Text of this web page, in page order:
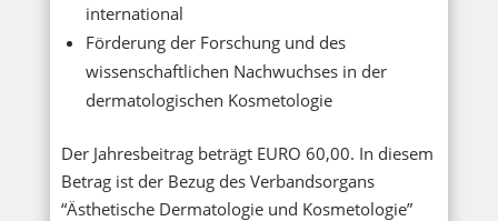
international
Förderung der Forschung und des
wissenschaftlichen Nachwuchses in der
dermatologischen Kosmetologie
Der Jahresbeitrag beträgt EURO 60,00. In diesem
Betrag ist der Bezug des Verbandsorgans
“Ästhetische Dermatologie und Kosmetologie”